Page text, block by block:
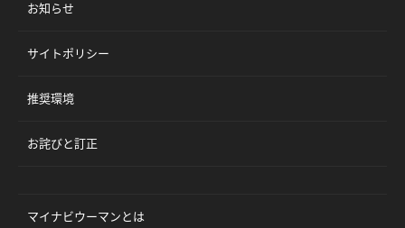
お知らせ
サイトポリシー
推奨環境
お詫びと訂正
マイナビウーマンとは